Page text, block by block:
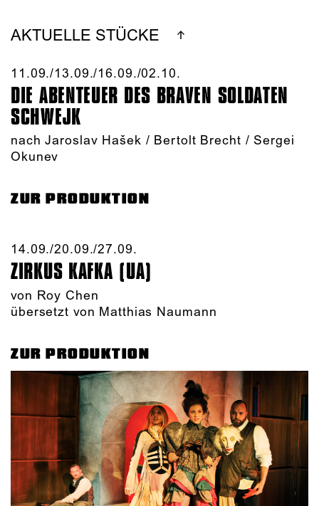
AKTUELLE STÜCKE
11.09./​13.09./​16.09./​02.10.​
DIE ABENTEUER DES BRAVEN SOLDATEN
SCHWEJK
nach Jaroslav Hašek / Bertolt Brecht / Sergei
Okunev
ZUR PRODUKTION
14.09./​20.09./​27.09.​
ZIRKUS KAFKA (UA)
von Roy Chen
übersetzt von Matthias Naumann
ZUR PRODUKTION